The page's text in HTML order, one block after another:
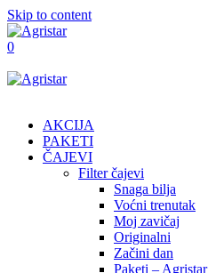
Skip to content
0
AKCIJA
PAKETI
ČAJEVI
Filter čajevi
Snaga bilja
Voćni trenutak
Moj zavičaj
Originalni
Začini dan
Paketi – Agristar